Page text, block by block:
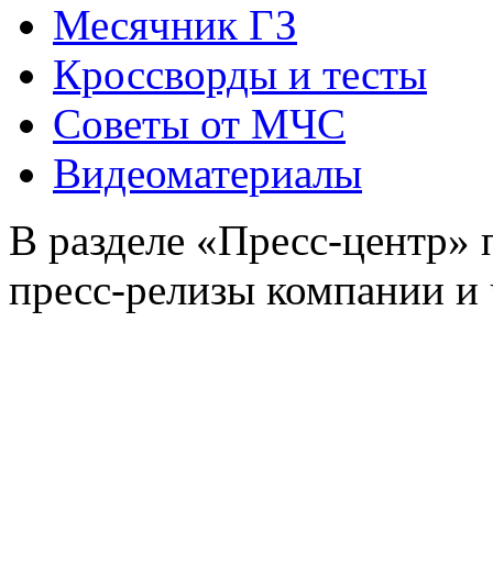
Месячник ГЗ
Кроссворды и тесты
Советы от МЧС
Видеоматериалы
В разделе «Пресс-
пресс-релизы компании и